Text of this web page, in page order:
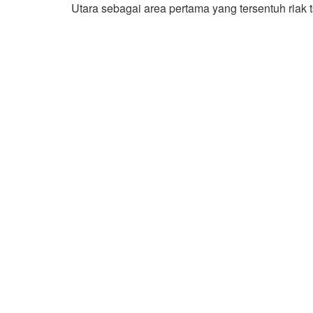
Utara sebagai area pertama yang tersentuh riak